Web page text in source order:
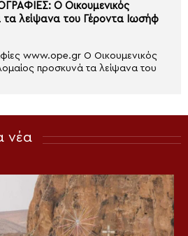
Ο Οικουμενικός
τα λείψανα του Γέροντα Ιωσήφ
www.ope.gr Ο Οικουμενικός
προσκυνά τα λείψανα του
νέα